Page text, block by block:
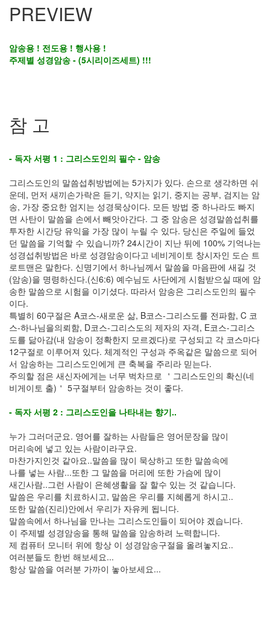
PREVIEW
암송용 ! 전도용 ! 행사용 !
주제별 성경암송 - (5시리이즈세트) !!!
참 고
- 독자 서평 1 : 그리스도인의 필수 - 암송
그리스도인의 말씀섭취방법에는 5가지가 있다. 손으로 생각하면 쉬
운데, 먼저 새끼손가락은 듣기, 약지는 읽기, 중지는 공부, 검지는 암
송, 가장 중요한 엄지는 성경묵상이다. 모든 방법 중 하나라도 빠지
면 사탄이 말씀을 손에서 빼앗아간다. 그 중 암송은 성경말씀섭취를
투자한 시간당 유익을 가장 많이 누릴 수 있다. 당신은 주일에 들었
던 말씀을 기억할 수 있습니까? 24시간이 지난 뒤에 100% 기억나는
성경섭취방법은 바로 성경암송이다고 네비게이토 창시자인 도슨 트
로트맨은 말한다. 신명기에서 하나님께서 말씀을 마음판에 새길 것
(암송)을 명령하신다.(신6:6) 예수님도 사단에게 시험받으실 때에 암
송한 말씀으로 시험을 이기셨다. 따라서 암송은 그리스도인의 필수
이다.
특별히 60구절은 A코스-새로운 삶, B코스-그리스도를 전파함, C 코
스-하나님을의뢰함, D코스-그리스도의 제자의 자격, E코스-그리스
도를 닮아감(내 암송이 정확한지 모르겠다)로 구성되고 각 코스마다
12구절로 이루어져 있다. 체계적인 구성과 주옥같은 말씀으로 되어
서 암송하는 그리스도인에게 큰 축복을 주리라 믿는다.
주의할 점은 새신자에게는 너무 벅차므로 ＇그리스도인의 확신(네
비게이토 출)＇ 5구절부터 암송하는 것이 좋다.
- 독자 서평 2 : 그리스도인을 나타내는 향기..
누가 그러더군요. 영어를 잘하는 사람들은 영어문장을 많이
머리속에 넣고 있는 사람이라구요.
마찬가지인것 같아요..말씀을 많이 묵상하고 또한 말씀속에
나를 넣는 사람...또한 그 말씀을 머리에 또한 가슴에 많이
새긴사람..그런 사람이 은혜생활을 잘 할수 있는 것 같습니다.
말씀은 우리를 치료하시고, 말씀은 우리를 지혜롭게 하시고..
또한 말씀(진리)안에서 우리가 자유케 됩니다.
말씀속에서 하나님을 만나는 그리스도인들이 되어야 겠습니다.
이 주제별 성경암송을 통해 말씀을 암송하려 노력합니다.
제 컴퓨터 모니터 위에 항상 이 성경암송구절을 올려놓지요..
여러분들도 한번 해보세요...
항상 말씀을 여러분 가까이 놓아보세요...